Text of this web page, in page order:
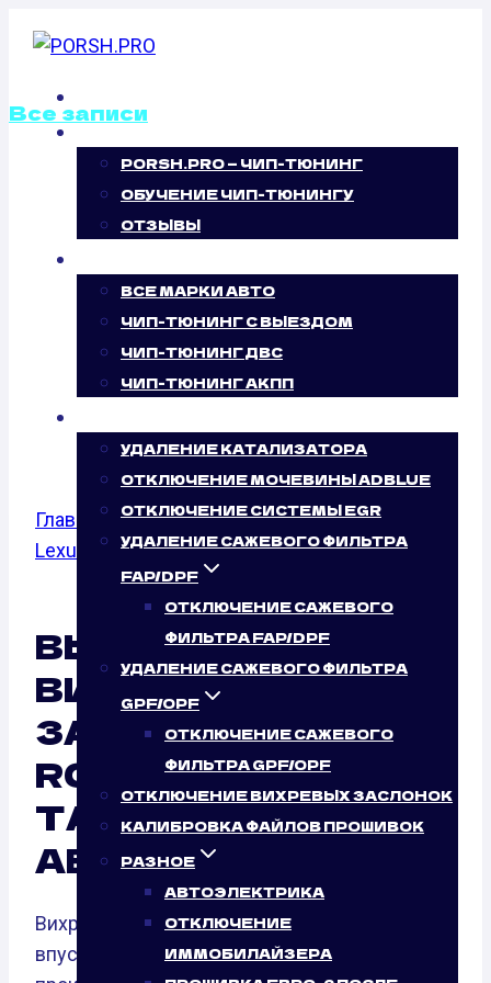
PORSH.PRO — ЧИП-ТЮНИНГ
ОБУЧЕНИЕ ЧИП-ТЮНИНГУ
ОТЗЫВЫ
ВСЕ МАРКИ АВТО
ЧИП-ТЮНИНГ С ВЫЕЗДОМ
ЧИП-ТЮНИНГ ДВС
ЧИП-ТЮНИНГ АКПП
УДАЛЕНИЕ КАТАЛИЗАТОРА
ОТКЛЮЧЕНИЕ МОЧЕВИНЫ ADBLUE
ОТКЛЮЧЕНИЕ СИСТЕМЫ EGR
УДАЛЕНИЕ САЖЕВОГО ФИЛЬТРА
FAP/DPF
ОТКЛЮЧЕНИЕ САЖЕВОГО
ФИЛЬТРА FAP/DPF
УДАЛЕНИЕ САЖЕВОГО ФИЛЬТРА
GPF/OPF
ОТКЛЮЧЕНИЕ САЖЕВОГО
ФИЛЬТРА GPF/OPF
ОТКЛЮЧЕНИЕ ВИХРЕВЫХ ЗАСЛОНОК
КАЛИБРОВКА ФАЙЛОВ ПРОШИВОК
РАЗНОЕ
АВТОЭЛЕКТРИКА
ОТКЛЮЧЕНИЕ
ИММОБИЛАЙЗЕРА
Все записи
ОТКЛЮЧЕНИЕ
ВИХРЕВЫХ
ЗАСЛОНОК
LEXUS RC F 5.0
(477 Л.С.)
Главная /Отключение вихревых заслонок
Lexus
/ F 5.0
ВЫКЛЮЧЕНИЕ
ВИХРЕВЫХ
ЗАСЛОНОК LEXUS
RC F 5.0 (477 Л.С.):
ТАК ЛИ ЭТО НУЖНО
АВТОМОБИЛЮ?
Вихревые заслонки — это элементы
впускного канала, предназначенные для